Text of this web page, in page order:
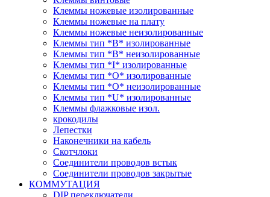
Клеммы ножевые изолированные
Клеммы ножевые на плату
Клеммы ножевые неизолированные
Клеммы тип *B* изолированные
Клеммы тип *B* неизолированные
Клеммы тип *I* изолированные
Клеммы тип *O* изолированные
Клеммы тип *O* неизолированные
Клеммы тип *U* изолированные
Клеммы флажковые изол.
крокодилы
Лепестки
Наконечники на кабель
Скотчлоки
Соединители проводов встык
Соединители проводов закрытые
КОММУТАЦИЯ
DIP переключатели